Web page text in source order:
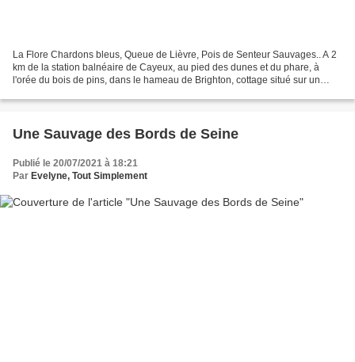
La Flore Chardons bleus, Queue de Lièvre, Pois de Senteur Sauvages.. A 2
km de la station balnéaire de Cayeux, au pied des dunes et du phare, à
l'orée du bois de pins, dans le hameau de Brighton, cottage situé sur un
Une Sauvage des Bords de Seine
Publié le 20/07/2021 à 18:21
Par Evelyne, Tout Simplement